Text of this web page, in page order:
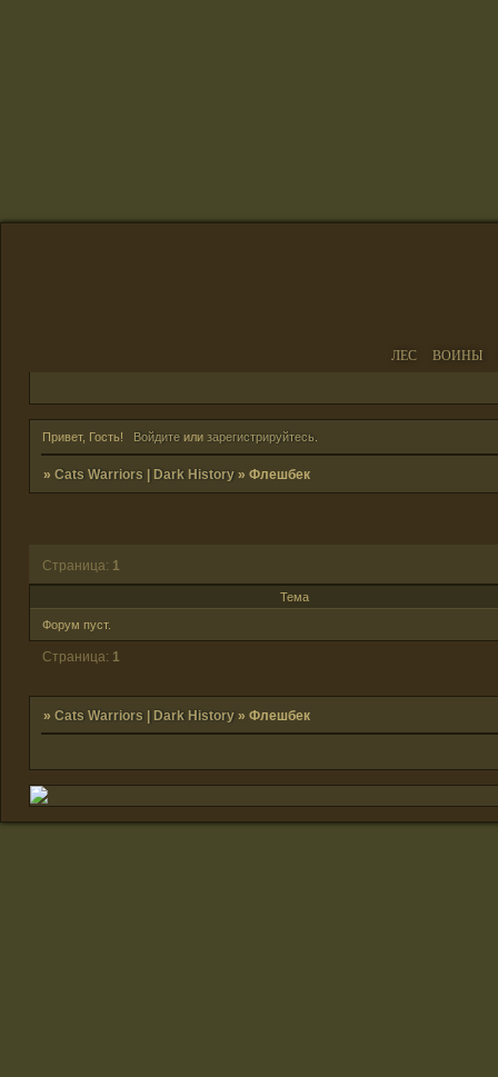
ЛЕС ВОИНЫ
Привет, Гость! Войдитеили зарегистрируйтесь
»Cats Warriors | Dark History »Флешбек
Страница: 1
Тема
Форум пуст.
Страница: 1
»Cats Warriors | Dark History »Флешбек